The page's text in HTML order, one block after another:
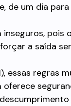
de um dia
inseguros,
a saída
essas regras